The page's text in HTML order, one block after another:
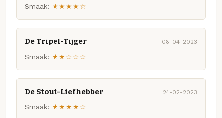
Smaak: ★★★★☆
De Tripel-Tijger 08-04-2023
Smaak: ★★☆☆☆
De Stout-Liefhebber 24-02-2023
Smaak: ★★★★☆